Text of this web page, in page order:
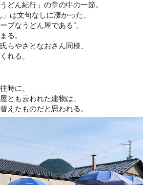
どん紀行」の章の中の一節。
は文句なしに凄かった、
プなうどん屋である”、
る。
らやさとなおさん同様、
れる。
時に、
とも云われた建物は、
えたものだと思われる。